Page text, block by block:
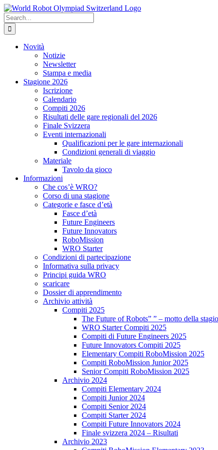
Skip
to
content
Search
for:
Novità
Notizie
Newsletter
Stampa e media
Stagione 2026
Iscrizione
Calendario
Compiti 2026
Risultati delle gare regionali del 2026
Finale Svizzera
Eventi internazionali
Qualificazioni per le gare internazionali
Condizioni generali di viaggio
Materiale
Tavolo da gioco
Informazioni
Che cos’è WRO?
Corso di una stagione
Categorie e fasce d’età
Fasce d’età
Future Engineers
Future Innovators
RoboMission
WRO Starter
Condizioni di partecipazione
Informativa sulla privacy
Principi guida WRO
scaricare
Dossier di apprendimento
Archivio attività
Compiti 2025
The Future of Robots” ” – motto della
WRO Starter Compiti 2025
Compiti di Future Engineers 2025
Future Innovators Compiti 2025
Elementary Compiti RoboMission 2025
Compiti RoboMission Junior 2025
Senior Compiti RoboMission 2025
Archivio 2024
Compiti Elementary 2024
Compiti Junior 2024
Compiti Senior 2024
Compiti Starter 2024
Compiti Future Innovators 2024
Finale svizzera 2024 – Risultati
Archivio 2023